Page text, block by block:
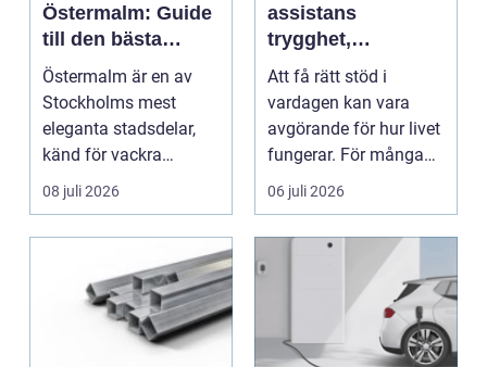
Östermalm: Guide
till den bästa
restaurangen på
Östermalm
Östermalm är en av
Stockholms mest
eleganta stadsdelar,
känd för vackra
kvarter,...
08 juli 2026
assistans
trygghet,
självbestämmande
och vardag på
egna villkor
Att få rätt stöd i
vardagen kan vara
avgörande för hur livet
fungerar. För många
människor med funkt...
06 juli 2026